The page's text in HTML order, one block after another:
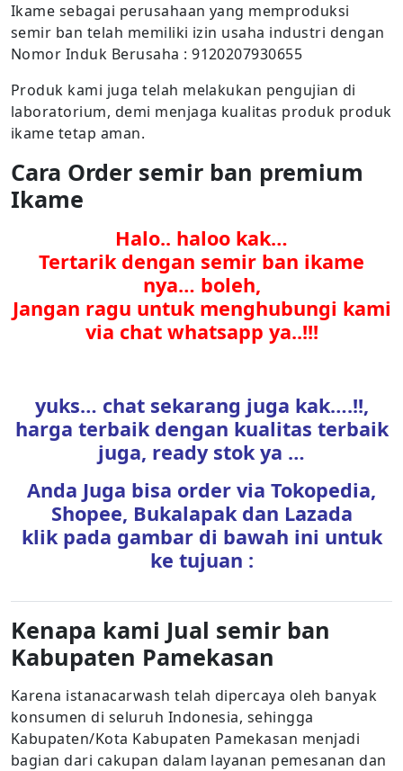
Ikame sebagai perusahaan yang memproduksi
semir ban telah memiliki izin usaha industri dengan
Nomor Induk Berusaha : 9120207930655
Produk kami juga telah melakukan pengujian di
laboratorium, demi menjaga kualitas produk produk
ikame tetap aman.
Cara Order semir ban premium
Ikame
Halo.. haloo kak…
Tertarik dengan semir ban ikame
nya… boleh,
Jangan ragu untuk menghubungi kami
via chat whatsapp ya..!!!
yuks… chat sekarang juga kak….!!,
harga terbaik dengan kualitas terbaik
juga, ready stok ya …
Anda Juga bisa order via Tokopedia,
Shopee, Bukalapak dan Lazada
klik pada gambar di bawah ini untuk
ke tujuan :
Kenapa kami Jual semir ban
Kabupaten Pamekasan
Karena istanacarwash telah dipercaya oleh banyak
konsumen di seluruh Indonesia, sehingga
Kabupaten/Kota Kabupaten Pamekasan menjadi
bagian dari cakupan dalam layanan pemesanan dan